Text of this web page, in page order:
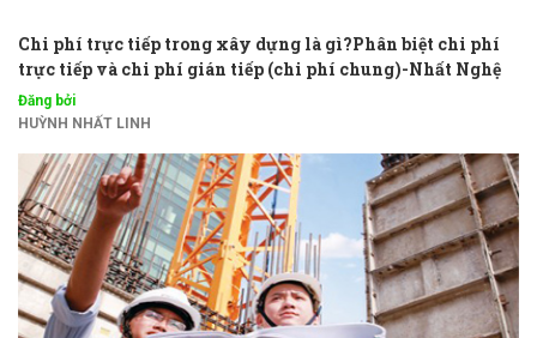
Chi phí trực tiếp trong xây dựng là gì?Phân biệt chi phí
trực tiếp và chi phí gián tiếp (chi phí chung)-Nhất Nghệ
Đăng bởi
HUỲNH NHẤT LINH